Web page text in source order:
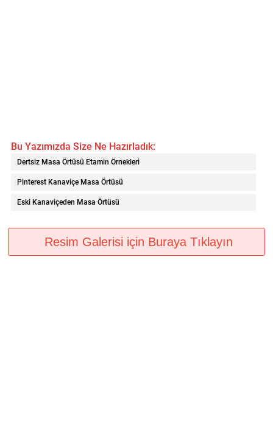
Bu Yazımızda Size Ne Hazırladık:
Dertsiz Masa Örtüsü Etamin Örnekleri
Pinterest Kanaviçe Masa Örtüsü
Eski Kanaviçeden Masa Örtüsü
Resim Galerisi için Buraya Tıklayın